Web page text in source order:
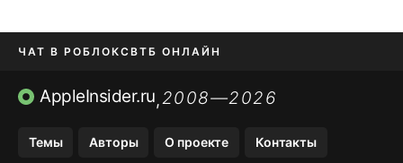
ЧАТ В РОБЛОКСВТБ ОНЛАЙН
ПРИЛОЖЕНИЯ APP STORE
AppleInsider.ru,2008—2026
Темы Авторы О проекте Контакты